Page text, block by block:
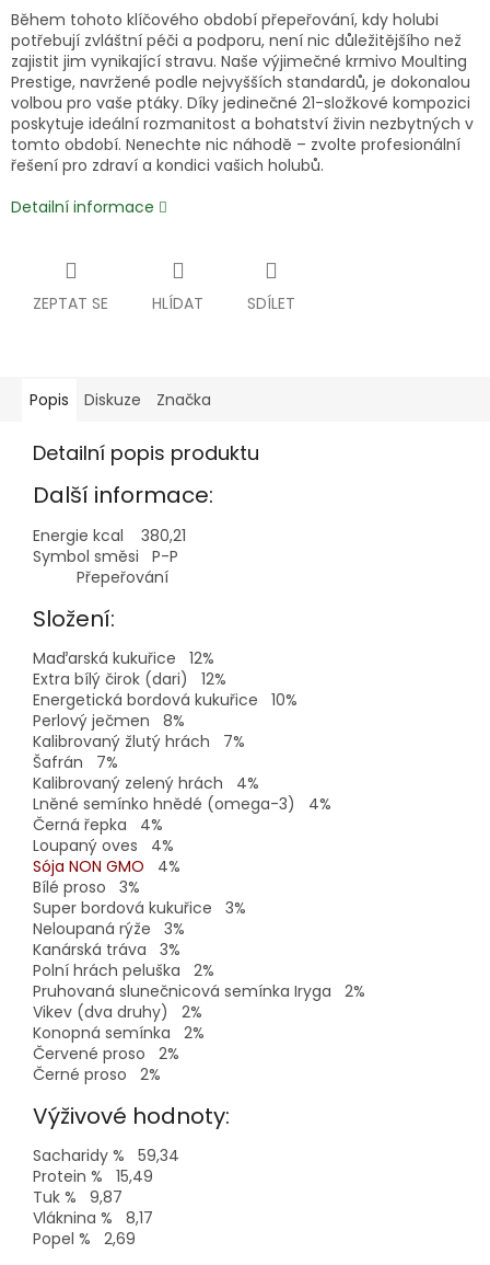
Během tohoto klíčového období přepeřování, kdy holubi
potřebují zvláštní péči a podporu, není nic důležitějšího než
zajistit jim vynikající stravu. Naše výjimečné krmivo Moulting
Prestige, navržené podle nejvyšších standardů, je dokonalou
volbou pro vaše ptáky. Díky jedinečné 21-složkové kompozici
poskytuje ideální rozmanitost a bohatství živin nezbytných v
tomto období. Nenechte nic náhodě – zvolte profesionální
řešení pro zdraví a kondici vašich holubů.
Detailní informace
ZEPTAT SE HLÍDAT SDÍLET
Popis Diskuze Značka
Detailní popis produktu
Další informace:
Energie kcal 380,21
Symbol směsi P-P
Přepeřování
Složení:
Maďarská kukuřice 12%
Extra bílý čirok (dari) 12%
Energetická bordová kukuřice 10%
Perlový ječmen 8%
Kalibrovaný žlutý hrách 7%
Šafrán 7%
Kalibrovaný zelený hrách 4%
Lněné semínko hnědé (omega-3) 4%
Černá řepka 4%
Loupaný oves 4%
Sója NON GMO 4%
Bílé proso 3%
Super bordová kukuřice 3%
Neloupaná rýže 3%
Kanárská tráva 3%
Polní hrách peluška 2%
Pruhovaná slunečnicová semínka Iryga 2%
Vikev (dva druhy) 2%
Konopná semínka 2%
Červené proso 2%
Černé proso 2%
Výživové hodnoty:
Sacharidy % 59,34
Protein % 15,49
Tuk % 9,87
Vláknina % 8,17
Popel % 2,69